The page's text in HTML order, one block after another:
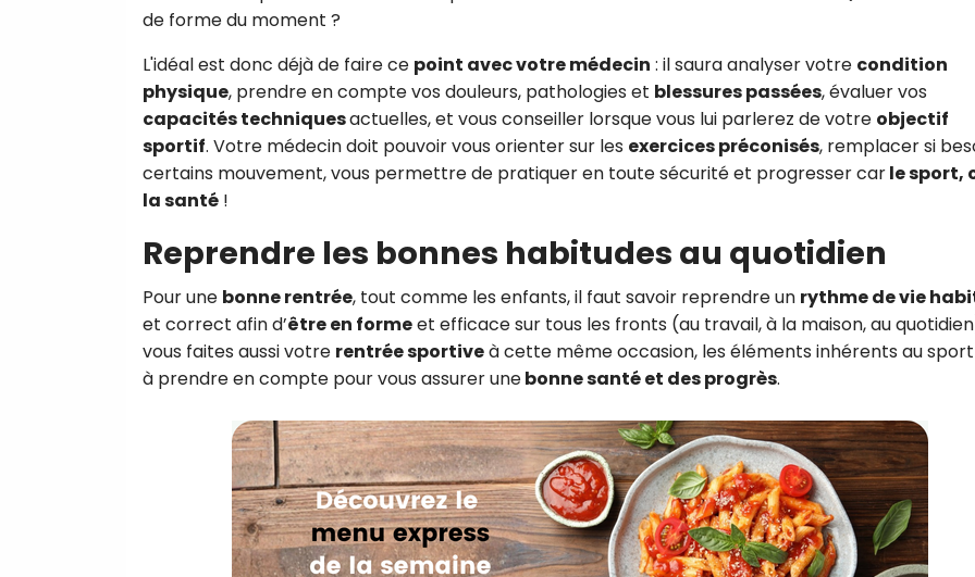
de forme du moment ?
L'idéal est donc déjà de faire ce point avec votre médecin : il saura analyser votre condition
physique, prendre en compte vos douleurs, pathologies et blessures passées, évaluer vos
capacités techniquesactuelles, et vous conseiller lorsque vous lui parlerez de votre objectif
sportif. Votre médecin doit pouvoir vous orienter sur les exercices préconisés, remplacer si
certains mouvement, vous permettre de pratiquer en toute sécurité et progresser carle sport,
la santé !
Reprendre les bonnes habitudes au quotidien
Pour une bonne rentrée, tout comme les enfants, il faut savoir reprendre un rythme de vie
et correct afin d’être en formeet efficace sur tous les fronts (au travail, à la maison, au
vous faites aussi votre rentrée sportiveà cette même occasion, les éléments inhérents au
à prendre en compte pour vous assurer unebonne santé et des progrès.